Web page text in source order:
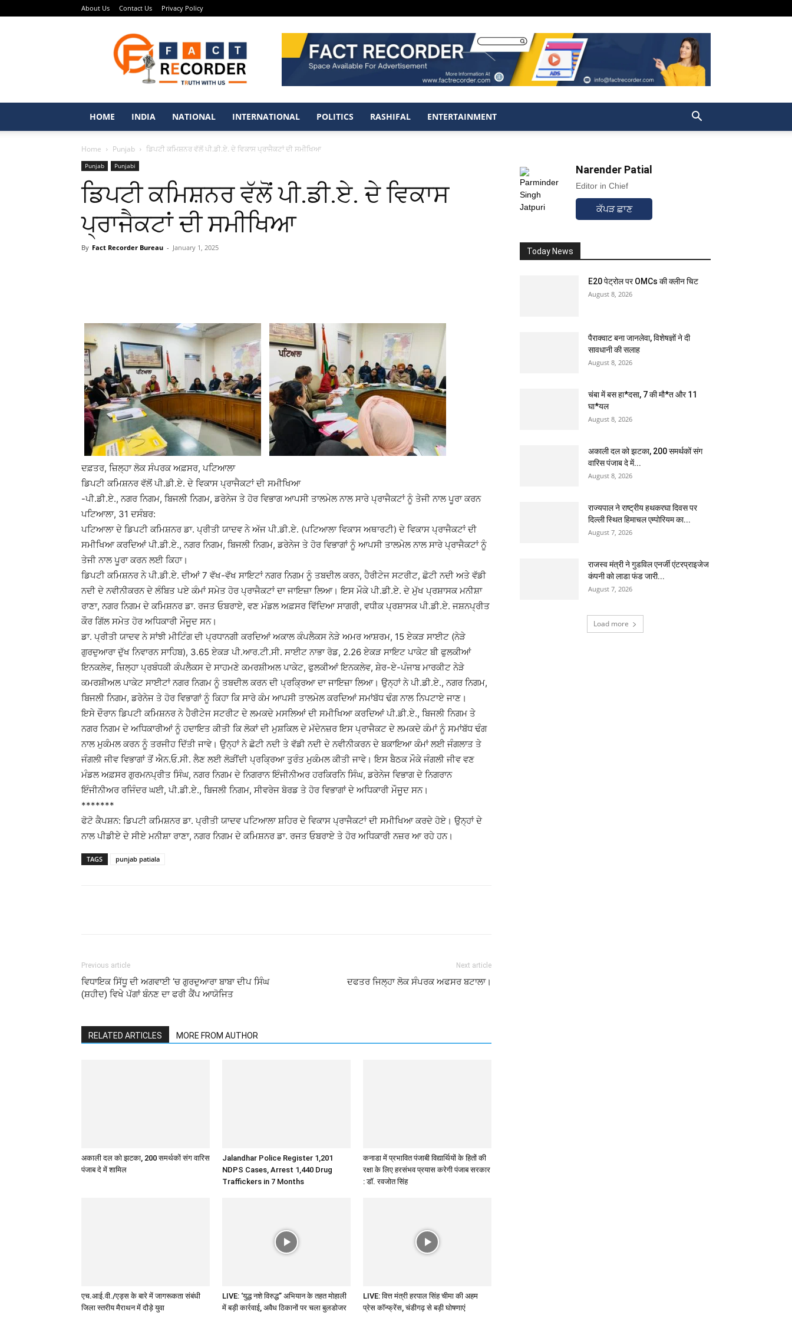
About Us Contact Us Privacy Policy
Recorder
–
Punjabi
News
Portal
HOME
INDIA NATIONAL INTERNATIONAL POLITICS RASHIFAL ENTERTAINMENT
Home Punjab ਡਿਪਟੀ ਕਮਿਸ਼ਨਰ ਵੱਲੋਂ ਪੀ.ਡੀ.ਏ. ਦੇ ਵਿਕਾਸ ਪ੍ਰਾਜੈਕਟਾਂ ਦੀ ਸਮੀਖਿਆ
Punjab Punjabi
ਡਿਪਟੀ ਕਮਿਸ਼ਨਰ ਵੱਲੋਂ ਪੀ.ਡੀ.ਏ. ਦੇ ਵਿਕਾਸ
ਪ੍ਰਾਜੈਕਟਾਂ ਦੀ ਸਮੀਖਿਆ
By Fact Recorder Bureau - January 1, 2025
ਦਫ਼ਤਰ, ਜ਼ਿਲ੍ਹਾ ਲੋਕ ਸੰਪਰਕ ਅਫ਼ਸਰ, ਪਟਿਆਲਾ
ਡਿਪਟੀ ਕਮਿਸ਼ਨਰ ਵੱਲੋਂ ਪੀ.ਡੀ.ਏ. ਦੇ ਵਿਕਾਸ ਪ੍ਰਾਜੈਕਟਾਂ ਦੀ ਸਮੀਖਿਆ
-ਪੀ.ਡੀ.ਏ., ਨਗਰ ਨਿਗਮ, ਬਿਜਲੀ ਨਿਗਮ, ਡਰੇਨੇਜ ਤੇ ਹੋਰ ਵਿਭਾਗ ਆਪਸੀ ਤਾਲਮੇਲ ਨਾਲ ਸਾਰੇ ਪ੍ਰਾਜੈਕਟਾਂ ਨੂੰ ਤੇਜੀ ਨਾਲ ਪੂਰਾ ਕਰਨ
ਪਟਿਆਲਾ, 31 ਦਸੰਬਰ:
ਪਟਿਆਲਾ ਦੇ ਡਿਪਟੀ ਕਮਿਸ਼ਨਰ ਡਾ. ਪ੍ਰੀਤੀ ਯਾਦਵ ਨੇ ਅੱਜ ਪੀ.ਡੀ.ਏ. (ਪਟਿਆਲਾ ਵਿਕਾਸ ਅਥਾਰਟੀ) ਦੇ ਵਿਕਾਸ ਪ੍ਰਾਜੈਕਟਾਂ ਦੀ
ਸਮੀਖਿਆ ਕਰਦਿਆਂ ਪੀ.ਡੀ.ਏ., ਨਗਰ ਨਿਗਮ, ਬਿਜਲੀ ਨਿਗਮ, ਡਰੇਨੇਜ ਤੇ ਹੋਰ ਵਿਭਾਗਾਂ ਨੂੰ ਆਪਸੀ ਤਾਲਮੇਲ ਨਾਲ ਸਾਰੇ ਪ੍ਰਾਜੈਕਟਾਂ ਨੂੰ
ਤੇਜੀ ਨਾਲ ਪੂਰਾ ਕਰਨ ਲਈ ਕਿਹਾ।
ਡਿਪਟੀ ਕਮਿਸ਼ਨਰ ਨੇ ਪੀ.ਡੀ.ਏ. ਦੀਆਂ 7 ਵੱਖ-ਵੱਖ ਸਾਇਟਾਂ ਨਗਰ ਨਿਗਮ ਨੂੰ ਤਬਦੀਲ ਕਰਨ, ਹੈਰੀਟੇਜ ਸਟਰੀਟ, ਛੋਟੀ ਨਦੀ ਅਤੇ ਵੱਡੀ
ਨਦੀ ਦੇ ਨਵੀਨੀਕਰਨ ਦੇ ਲੰਬਿਤ ਪਏ ਕੰਮਾਂ ਸਮੇਤ ਹੋਰ ਪ੍ਰਾਜੈਕਟਾਂ ਦਾ ਜਾਇਜ਼ਾ ਲਿਆ। ਇਸ ਮੌਕੇ ਪੀ.ਡੀ.ਏ. ਦੇ ਮੁੱਖ ਪ੍ਰਸ਼ਾਸਕ ਮਨੀਸ਼ਾ
ਰਾਣਾ, ਨਗਰ ਨਿਗਮ ਦੇ ਕਮਿਸ਼ਨਰ ਡਾ. ਰਜਤ ਓਬਰਾਏ, ਵਣ ਮੰਡਲ ਅਫ਼ਸਰ ਵਿੱਦਿਆ ਸਾਗਰੀ, ਵਧੀਕ ਪ੍ਰਸ਼ਾਸਕ ਪੀ.ਡੀ.ਏ. ਜਸ਼ਨਪ੍ਰੀਤ
ਕੌਰ ਗਿੱਲ ਸਮੇਤ ਹੋਰ ਅਧਿਕਾਰੀ ਮੌਜੂਦ ਸਨ।
ਡਾ. ਪ੍ਰੀਤੀ ਯਾਦਵ ਨੇ ਸਾਂਝੀ ਮੀਟਿੰਗ ਦੀ ਪ੍ਰਧਾਨਗੀ ਕਰਦਿਆਂ ਅਕਾਲ ਕੰਪਲੈਕਸ ਨੇੜੇ ਅਮਰ ਆਸ਼ਰਮ, 15 ਏਕੜ ਸਾਈਟ (ਨੇੜੇ
ਗੁਰਦੁਆਰਾ ਦੁੱਖ ਨਿਵਾਰਨ ਸਾਹਿਬ), 3.65 ਏਕੜ ਪੀ.ਆਰ.ਟੀ.ਸੀ. ਸਾਈਟ ਨਾਭਾ ਰੋਡ, 2.26 ਏਕੜ ਸਾਇਟ ਪਾਕੇਟ ਬੀ ਫੁਲਕੀਆਂ
ਇਨਕਲੇਵ, ਜ਼ਿਲ੍ਹਾ ਪ੍ਰਬੰਧਕੀ ਕੰਪਲੈਕਸ ਦੇ ਸਾਹਮਣੇ ਕਮਰਸ਼ੀਅਲ ਪਾਕੇਟ, ਫੁਲਕੀਆਂ ਇਨਕਲੇਵ, ਸ਼ੇਰ-ਏ-ਪੰਜਾਬ ਮਾਰਕੀਟ ਨੇੜੇ
ਕਮਰਸ਼ੀਅਲ ਪਾਕੇਟ ਸਾਈਟਾਂ ਨਗਰ ਨਿਗਮ ਨੂੰ ਤਬਦੀਲ ਕਰਨ ਦੀ ਪ੍ਰਕ੍ਰਿਆ ਦਾ ਜਾਇਜ਼ਾ ਲਿਆ। ਉਨ੍ਹਾਂ ਨੇ ਪੀ.ਡੀ.ਏ., ਨਗਰ ਨਿਗਮ,
ਬਿਜਲੀ ਨਿਗਮ, ਡਰੇਨੇਜ ਤੇ ਹੋਰ ਵਿਭਾਗਾਂ ਨੂੰ ਕਿਹਾ ਕਿ ਸਾਰੇ ਕੰਮ ਆਪਸੀ ਤਾਲਮੇਲ ਕਰਦਿਆਂ ਸਮਾਂਬੱਧ ਢੰਗ ਨਾਲ ਨਿਪਟਾਏ ਜਾਣ।
ਇਸੇ ਦੌਰਾਨ ਡਿਪਟੀ ਕਮਿਸ਼ਨਰ ਨੇ ਹੈਰੀਟੇਜ ਸਟਰੀਟ ਦੇ ਲਮਕਦੇ ਮਸਲਿਆਂ ਦੀ ਸਮੀਖਿਆ ਕਰਦਿਆਂ ਪੀ.ਡੀ.ਏ., ਬਿਜਲੀ ਨਿਗਮ ਤੇ
ਨਗਰ ਨਿਗਮ ਦੇ ਅਧਿਕਾਰੀਆਂ ਨੂੰ ਹਦਾਇਤ ਕੀਤੀ ਕਿ ਲੋਕਾਂ ਦੀ ਮੁਸ਼ਕਿਲ ਦੇ ਮੱਦੇਨਜ਼ਰ ਇਸ ਪ੍ਰਾਜੈਕਟ ਦੇ ਲਮਕਦੇ ਕੰਮਾਂ ਨੂੰ ਸਮਾਂਬੱਧ ਢੰਗ
ਨਾਲ ਮੁਕੰਮਲ ਕਰਨ ਨੂੰ ਤਰਜੀਹ ਦਿੱਤੀ ਜਾਵੇ। ਉਨ੍ਹਾਂ ਨੇ ਛੋਟੀ ਨਦੀ ਤੇ ਵੱਡੀ ਨਦੀ ਦੇ ਨਵੀਨੀਕਰਨ ਦੇ ਬਕਾਇਆ ਕੰਮਾਂ ਲਈ ਜੰਗਲਾਤ ਤੇ
ਜੰਗਲੀ ਜੀਵ ਵਿਭਾਗਾਂ ਤੋਂ ਐਨ.ਓ.ਸੀ. ਲੈਣ ਲਈ ਲੋੜੀਂਦੀ ਪ੍ਰਕ੍ਰਿਆ ਤੁਰੰਤ ਮੁਕੰਮਲ ਕੀਤੀ ਜਾਵੇ। ਇਸ ਬੈਠਕ ਮੌਕੇ ਜੰਗਲੀ ਜੀਵ ਵਣ
ਮੰਡਲ ਅਫ਼ਸਰ ਗੁਰਮਨਪ੍ਰੀਤ ਸਿੰਘ, ਨਗਰ ਨਿਗਮ ਦੇ ਨਿਗਰਾਨ ਇੰਜੀਨੀਅਰ ਹਰਕਿਰਨਿ ਸਿੰਘ, ਡਰੇਨੇਜ ਵਿਭਾਗ ਦੇ ਨਿਗਰਾਨ
ਇੰਜੀਨੀਅਰ ਰਜਿੰਦਰ ਘਈ, ਪੀ.ਡੀ.ਏ., ਬਿਜਲੀ ਨਿਗਮ, ਸੀਵਰੇਜ ਬੋਰਡ ਤੇ ਹੋਰ ਵਿਭਾਗਾਂ ਦੇ ਅਧਿਕਾਰੀ ਮੌਜੂਦ ਸਨ।
*******
ਫੋਟੋ ਕੈਪਸ਼ਨ: ਡਿਪਟੀ ਕਮਿਸ਼ਨਰ ਡਾ. ਪ੍ਰੀਤੀ ਯਾਦਵ ਪਟਿਆਲਾ ਸ਼ਹਿਰ ਦੇ ਵਿਕਾਸ ਪ੍ਰਾਜੈਕਟਾਂ ਦੀ ਸਮੀਖਿਆ ਕਰਦੇ ਹੋਏ। ਉਨ੍ਹਾਂ ਦੇ
ਨਾਲ ਪੀਡੀਏ ਦੇ ਸੀਏ ਮਨੀਸ਼ਾ ਰਾਣਾ, ਨਗਰ ਨਿਗਮ ਦੇ ਕਮਿਸ਼ਨਰ ਡਾ. ਰਜਤ ਓਬਰਾਏ ਤੇ ਹੋਰ ਅਧਿਕਾਰੀ ਨਜ਼ਰ ਆ ਰਹੇ ਹਨ।
TAGS punjab patiala
Previous article
ਵਿਧਾਇਕ ਸਿੱਧੂ ਦੀ ਅਗਵਾਈ ‘ਚ ਗੁਰਦੁਆਰਾ ਬਾਬਾ ਦੀਪ ਸਿੰਘ
(ਸ਼ਹੀਦ) ਵਿਖੇ ਪੱਗਾਂ ਬੰਨਣ ਦਾ ਫਰੀ ਕੈਂਪ ਆਯੋਜਿਤ
Next article
ਦਫਤਰ ਜਿਲ੍ਹਾ ਲੋਕ ਸੰਪਰਕ ਅਫਸਰ ਬਟਾਲਾ।
RELATED ARTICLES MORE FROM AUTHOR
अकाली दल को झटका, 200 समर्थकों संग वारिस
पंजाब दे में शामिल
Jalandhar Police Register 1,201
NDPS Cases, Arrest 1,440 Drug
Traffickers in 7 Months
कनाडा में प्रभावित पंजाबी विद्यार्थियों के हितों की
रक्षा के लिए हरसंभव प्रयास करेगी पंजाब सरकार
: डॉ. रवजोत सिंह
एच.आई.वी./एड्स के बारे में जागरूकता संबंधी
जिला स्तरीय मैराथन में दौड़े युवा
LIVE: ‘युद्ध नशे विरुद्ध” अभियान के तहत मोहाली
में बड़ी कार्रवाई, अवैध ठिकानों पर चला बुलडोजर
LIVE: वित्त मंत्री हरपाल सिंह चीमा की अहम
प्रेस कॉन्फ्रेंस, चंडीगढ़ से बड़ी घोषणाएं
Narender Patial
Editor in Chief
ਕੱਪੜ ਛਾਣ
Today News
E20 पेट्रोल पर OMCs की क्लीन चिट
August 8, 2026
पैराक्वाट बना जानलेवा, विशेषज्ञों ने दी
सावधानी की सलाह
August 8, 2026
चंबा में बस हा*दसा, 7 की मौ*त और 11
घा*यल
August 8, 2026
अकाली दल को झटका, 200 समर्थकों संग
वारिस पंजाब दे में...
August 8, 2026
राज्यपाल ने राष्ट्रीय हथकरघा दिवस पर
दिल्ली स्थित हिमाचल एम्पोरियम का...
August 7, 2026
राजस्व मंत्री ने गुडविल एनर्जी एंटरप्राइजेज
कंपनी को लाडा फंड जारी...
August 7, 2026
Load more